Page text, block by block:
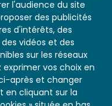
l'audience du site
des publicités
d'intérêts, des
vidéos et des
sur les réseaux
exprimer vos choix en
après et changer
en cliquant sur la
événements de
majeures de la
peintures, dessins,
affiches,
proposent un
économiques,